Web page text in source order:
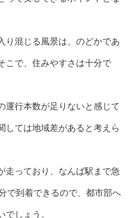
り混じる風景は、のどかであ
こで、住みやすさは十分で
運行本数が足りないと感じて
しては地域差があると考えら
走っており、なんば駅まで急
で到着できるので、都市部へ
でしょう。